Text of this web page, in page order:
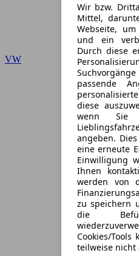
Wir bzw.
Mittel,
Webseite,
und ein
Durch diese
passende
diese
wenn Sie
angeben.
eine erneute
Einwilligung
Ihnen
werden von
zu speichern
die
Cookies/
teilweise nicht
VW